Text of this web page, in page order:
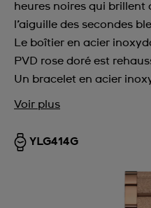
heures noires qui brillent
l’aiguille des secondes
Le boîtier en acier
PVD rose doré est
Un bracelet en acier
Voir plus
YLG414G